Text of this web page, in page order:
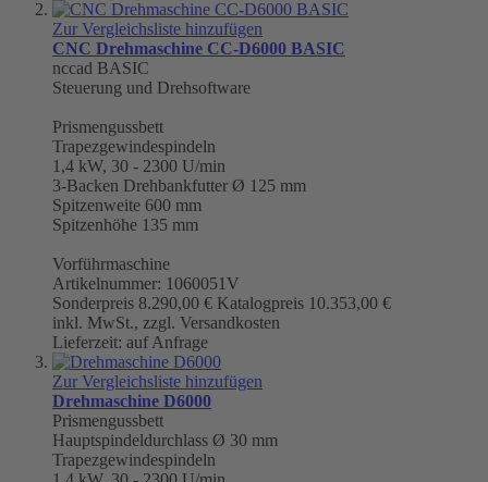
Zur Vergleichsliste hinzufügen
CNC Drehmaschine CC-D6000 BASIC
nccad BASIC
Steuerung und Drehsoftware
Prismengussbett
Trapezgewindespindeln
1,4 kW, 30 - 2300 U/min
3-Backen Drehbankfutter Ø 125 mm
Spitzenweite 600 mm
Spitzenhöhe 135 mm
Vorführmaschine
Artikelnummer: 1060051V
Sonderpreis 8.290,00 € Katalogpreis 10.353,00 €
inkl. MwSt., zzgl. Versandkosten
Lieferzeit: auf Anfrage
Zur Vergleichsliste hinzufügen
Drehmaschine D6000
Prismengussbett
Hauptspindeldurchlass Ø 30 mm
Trapezgewindespindeln